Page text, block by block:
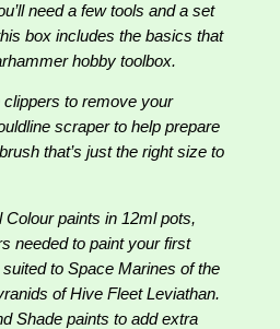
need a few tools and a set
box includes the basics that
hobby toolbox.
to remove your
scraper to help prepare
that’s just the right size to
Colour paints in 12ml pots,
needed to paint your first
to Space Marines of the
of Hive Fleet Leviathan.
Shade paints to add extra